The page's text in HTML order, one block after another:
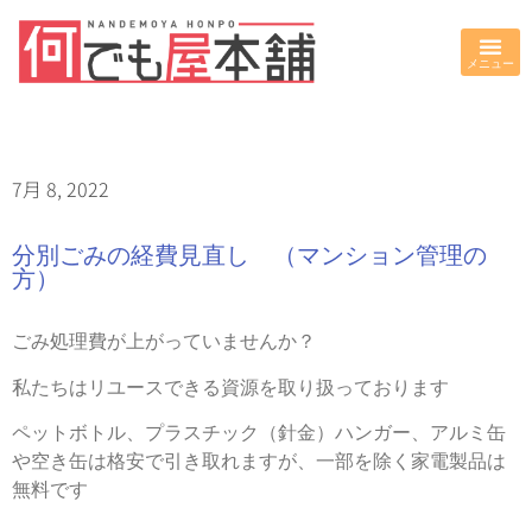
7月 8, 2022
分別ごみの経費見直し （マンション管理の
方）
ごみ処理費が上がっていませんか？
私たちはリユースできる資源を取り扱っております
ペットボトル、プラスチック（針金）ハンガー、アルミ缶
や空き缶は格安で引き取れますが、一部を除く家電製品は
無料です